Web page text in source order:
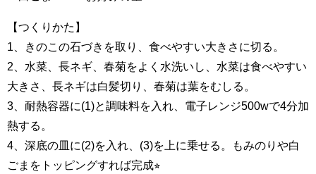
【つくりかた】
1、きのこの石づきを取り、食べやすい大きさに切る。
2、水菜、長ネギ、春菊をよく水洗いし、水菜は食べやすい
大きさ、長ネギは白髪切り、春菊は葉をむしる。
3、耐熱容器に(1)と調味料を入れ、電子レンジ500wで4分加
熱する。
4、深底の皿に(2)を入れ、(3)を上に乗せる。もみのりや白
ごまをトッピングすれば完成⭐︎